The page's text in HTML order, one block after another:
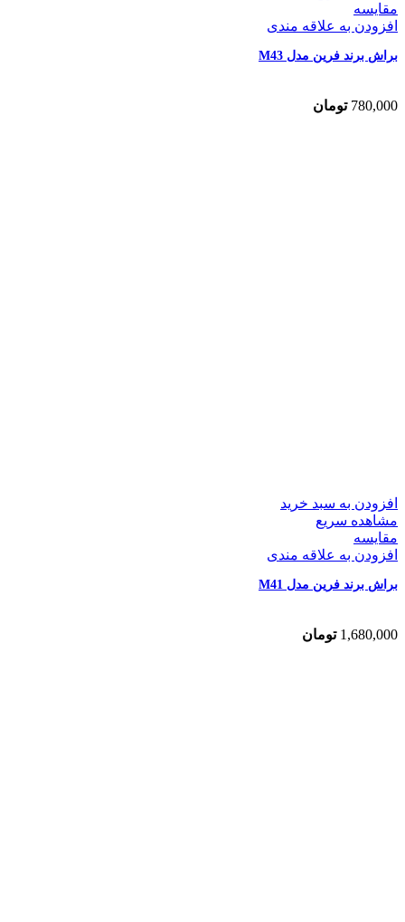
مقایسه
افزودن به علاقه مندی
براش برند فرین مدل M43
780,000 تومان
افزودن به سبد خرید
مشاهده سریع
مقایسه
افزودن به علاقه مندی
براش برند فرین مدل M41
1,680,000 تومان